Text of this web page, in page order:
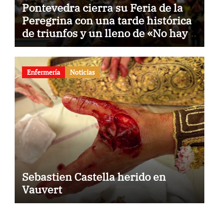
Pontevedra cierra su Feria de la
Peregrina con una tarde histórica
de triunfos y un lleno de «No hay
billetes»
Enfermería Noticias
Sebastien Castella herido en
Vauvert